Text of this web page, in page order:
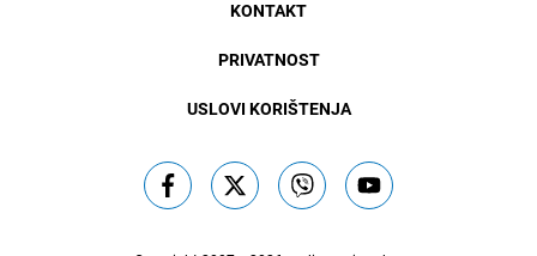
KONTAKT
PRIVATNOST
USLOVI KORIŠTENJA